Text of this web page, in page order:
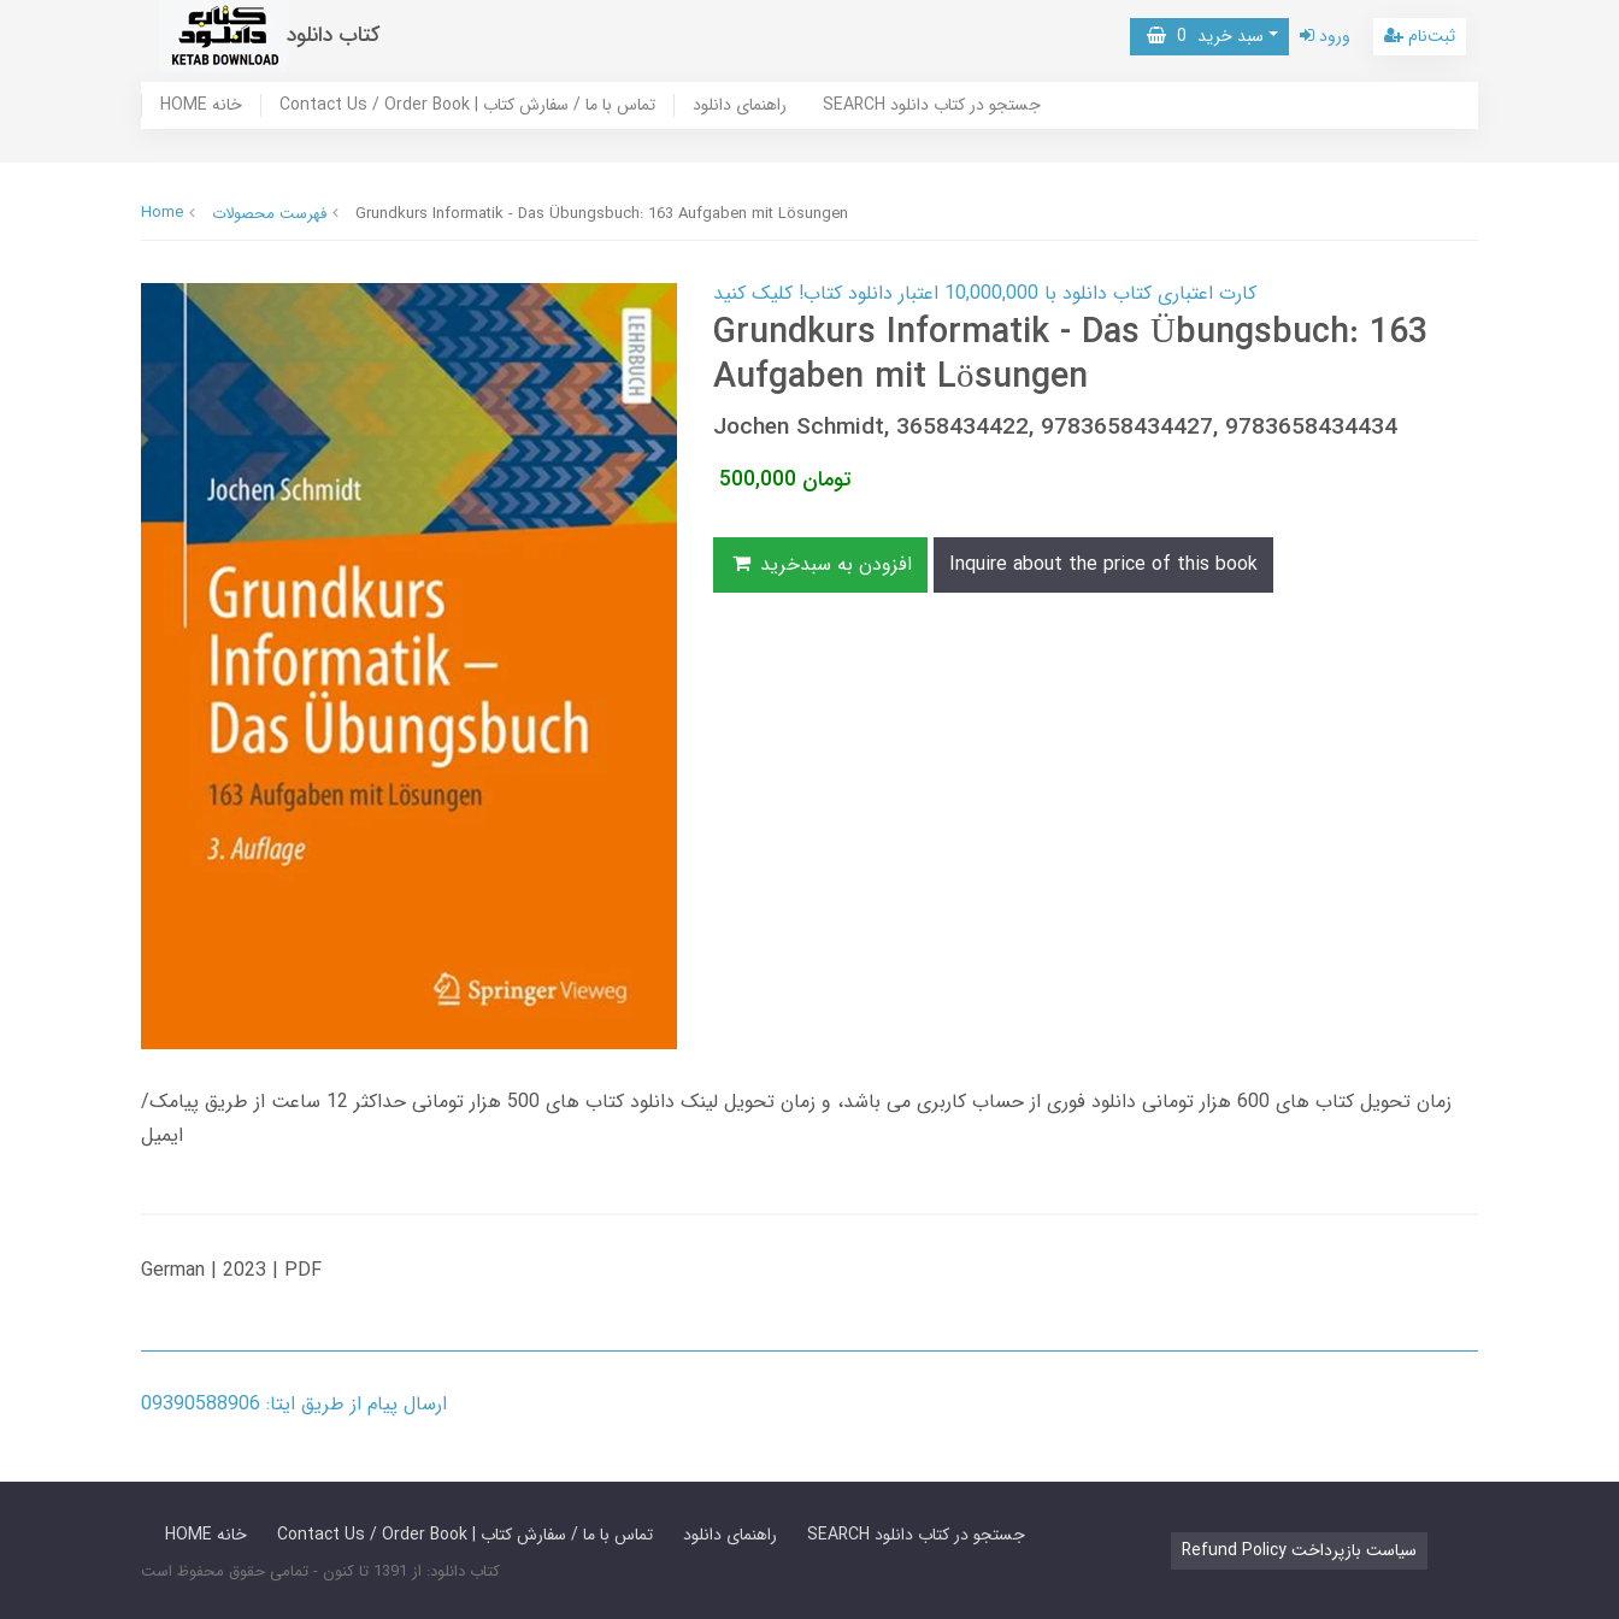
کتاب دانلود سبد خرید 0 ورود ثبت‌نام
HOME خانه Contact Us / Order Book | تماس با ما / سفارش کتاب راهنمای دانلود SEARCH جستجو در کتاب دانلود
Home فهرست محصولات Grundkurs Informatik - Das Übungsbuch: 163 Aufgaben mit Lösungen
کارت اعتباری کتاب دانلود با 10,000,000 اعتبار دانلود کتاب! کلیک کنید
Grundkurs Informatik - Das Übungsbuch: 163
Aufgaben mit Lösungen
Jochen Schmidt, 3658434422, 9783658434427, 9783658434434
500,000 تومان
افزودن به سبدخرید Inquire about the price of this book
زمان تحویل کتاب های 600 هزار تومانی دانلود فوری از حساب کاربری می باشد، و زمان تحویل لینک دانلود کتاب های 500 هزار تومانی حداکثر 12 ساعت از طریق پیامک/
ایمیل
German | 2023 | PDF
ارسال پیام از طریق ایتا: 09390588906
HOME خانه Contact Us / Order Book | تماس با ما / سفارش کتاب راهنمای دانلود SEARCH جستجو در کتاب دانلود
کتاب دانلود: از 1391 تا کنون - تمامی حقوق محفوظ است
Refund Policy سیاست بازپرداخت